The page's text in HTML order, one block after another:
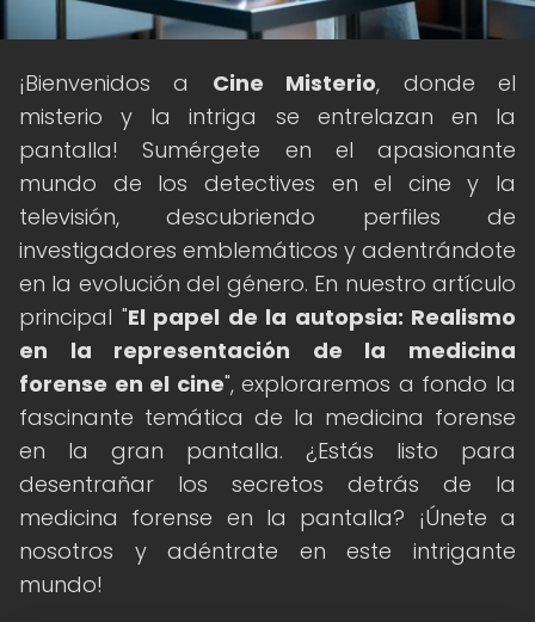
¡Bienvenidos a Cine Misterio, donde el
misterio y la intriga se entrelazan en la
pantalla! Sumérgete en el apasionante
mundo de los detectives en el cine y la
televisión, descubriendo perfiles de
investigadores emblemáticos y adentrándote
en la evolución del género. En nuestro artículo
principal "El papel de la autopsia: Realismo
en la representación de la medicina
forense en el cine", exploraremos a fondo la
fascinante temática de la medicina forense
en la gran pantalla. ¿Estás listo para
desentrañar los secretos detrás de la
medicina forense en la pantalla? ¡Únete a
nosotros y adéntrate en este intrigante
mundo!